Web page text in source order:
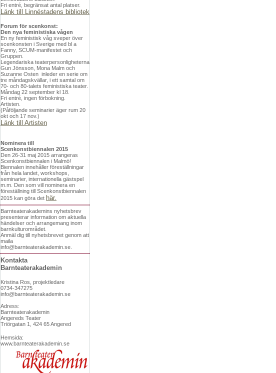
Fri entré, begränsat antal platser.
Länk till Linnéstadens bibliotek
Forum för scenkonst:
Den nya feministiska vågen
En ny feministisk våg sveper över
scenkonsten i Sverige med bl a
Fanny, SCUM-manifestet och
Gruppen.
Legendariska teaterpersonligheterna
Gun Jönsson, Mona Malm och
Suzanne Osten inleder en serie om
tre måndagskvällar, i ett samtal om
70- och 80-talets feministiska teater.
Måndag 22 september kl 18.
Fri entré, ingen förbokning.
Artisten.
(Påföljande seminarier äger rum 20
okt och 17 nov.)
Länk till Artisten
Nominera till
Scenkonstbiennalen 2015
Den 26-31 maj 2015 arrangeras
Scenkonstbiennalen i Malmö!
Biennalen innehåller föreställningar
från hela landet, workshops,
seminarier, internationella gästspel
m.m. Den som vill nominera en
föreställning till Scenkonstbiennalen
2015 kan göra det här.
Barnteaterakademins nyhetsbrev
presenterar information om aktuella
händelser och arrangemang inom
barnkulturområdet.
Anmäl dig till nyhetsbrevet genom att
maila
info@barnteaterakademin.se.
Kontakta
Barnteaterakademin
Kristina Ros, projektledare
0734-347275
info@barnteaterakademin.se
Adress:
Barnteaterakademin
Angereds Teater
Triörgatan 1, 424 65 Angered
Hemsida:
www.barnteaterakademin.se